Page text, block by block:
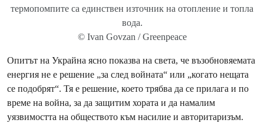
термопомпите са единствен източник на отопление и топла
вода.
© Ivan Govzan / Greenpeace
Опитът на Украйна ясно показва на света, че възобновяемата
енергия не е решение „за след войната“ или „когато нещата
се подобрят“. Тя е решение, което трябва да се прилага и по
време на война, за да защитим хората и да намалим
уязвимостта на обществото към насилие и авторитаризъм.